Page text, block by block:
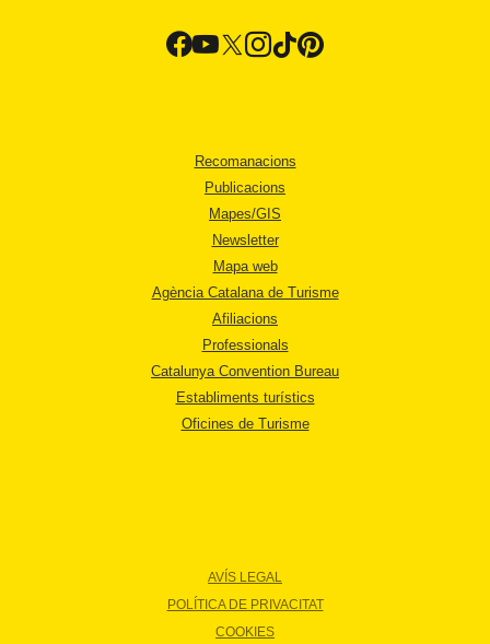
Recomanacions
Publicacions
Mapes/GIS
Newsletter
Mapa web
Agència Catalana de Turisme
Afiliacions
Professionals
Catalunya Convention Bureau
Establiments turístics
Oficines de Turisme
AVÍS LEGAL
POLÍTICA DE PRIVACITAT
COOKIES